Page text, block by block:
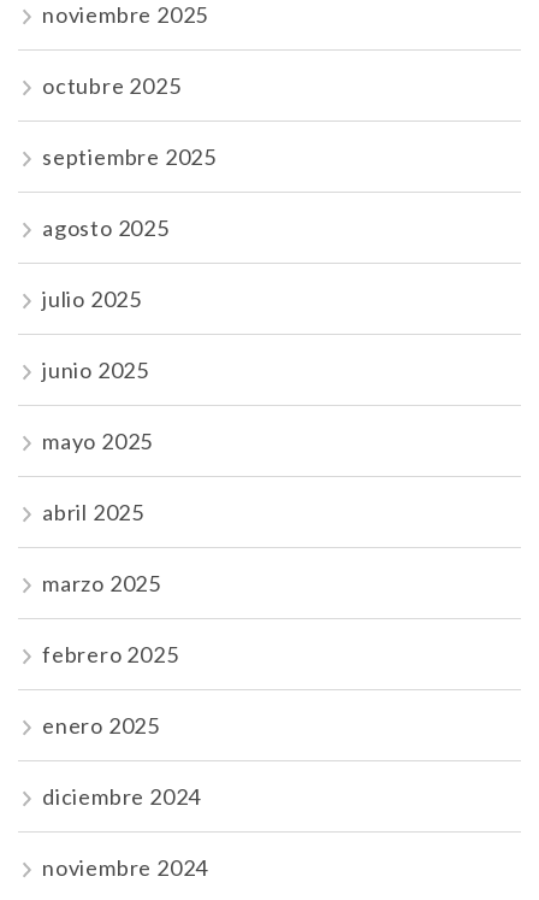
noviembre 2025
octubre 2025
septiembre 2025
agosto 2025
julio 2025
junio 2025
mayo 2025
abril 2025
marzo 2025
febrero 2025
enero 2025
diciembre 2024
noviembre 2024